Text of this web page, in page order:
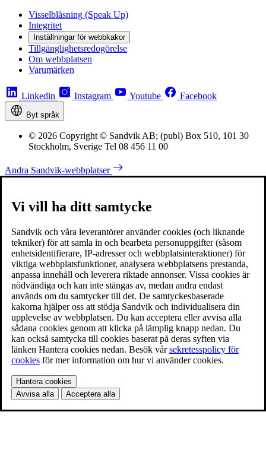
Visselblåsning (Speak Up)
Integritet
Inställningar för webbkakor
Tillgänglighetsredogörelse
Om webbplatsen
Varumärken
Linkedin Instagram Youtube Facebook
Byt språk
© 2026 Copyright © Sandvik AB; (publ) Box 510, 101 30
Stockholm, Sverige Tel 08 456 11 00
Andra Sandvik-webbplatser
Vi vill ha ditt samtycke
Sandvik och våra leverantörer använder cookies (och liknande
tekniker) för att samla in och bearbeta personuppgifter (såsom
enhetsidentifierare, IP-adresser och webbplatsinteraktioner) för
viktiga webbplatsfunktioner, analysera webbplatsens prestanda,
anpassa innehåll och leverera riktade annonser. Vissa cookies är
nödvändiga och kan inte stängas av, medan andra endast
används om du samtycker till det. De samtyckesbaserade
kakorna hjälper oss att stödja Sandvik och individualisera din
upplevelse av webbplatsen. Du kan acceptera eller avvisa alla
sådana cookies genom att klicka på lämplig knapp nedan. Du
kan också samtycka till cookies baserat på deras syften via
länken Hantera cookies nedan. Besök vårsekretesspolicy för
cookies för mer information om hur vi använder cookies.
Hantera cookies
Avvisa alla
Acceptera alla